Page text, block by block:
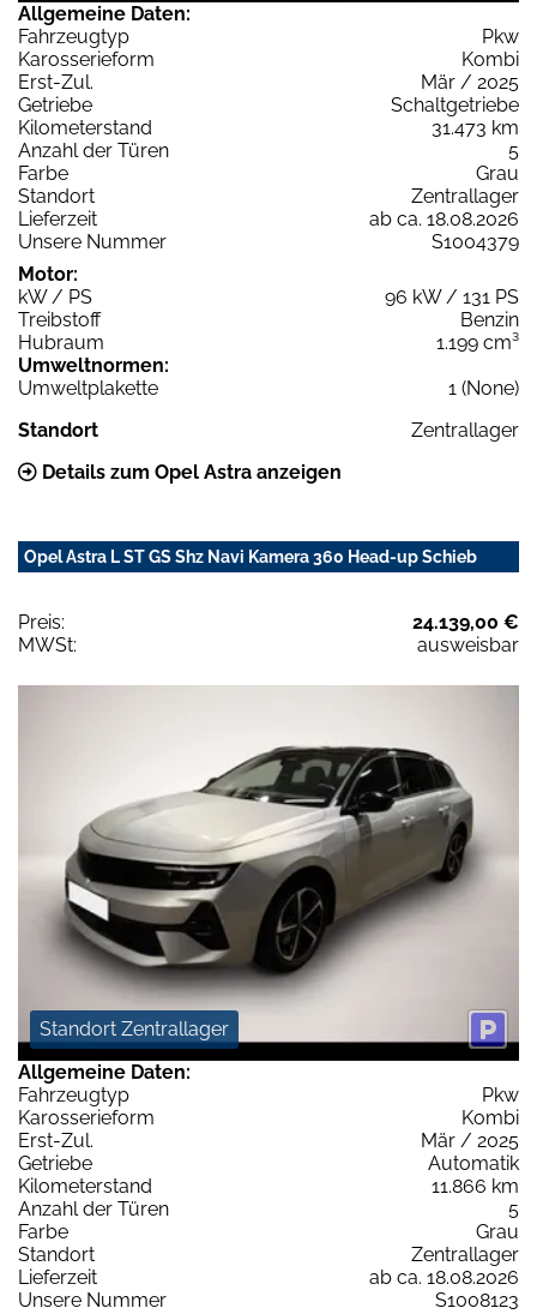
Allgemeine Daten:
Fahrzeugtyp
Pkw
Karosserieform
Kombi
Erst-Zul.
Mär / 2025
Getriebe
Schaltgetriebe
Kilometerstand
31.473 km
Anzahl der Türen
5
Farbe
Grau
Standort
Zentrallager
Lieferzeit
ab ca. 18.08.2026
Unsere Nummer
S1004379
Motor:
kW / PS
96 kW / 131 PS
Treibstoff
Benzin
Hubraum
1.199 cm³
Umweltnormen:
Umweltplakette
1 (None)
Standort
Zentrallager
Details zum Opel Astra anzeigen
Opel Astra L ST GS Shz Navi Kamera 360 Head-up Schieb
Preis:
24.139,00 €
MWSt:
ausweisbar
Standort Zentrallager
Allgemeine Daten:
Fahrzeugtyp
Pkw
Karosserieform
Kombi
Erst-Zul.
Mär / 2025
Getriebe
Automatik
Kilometerstand
11.866 km
Anzahl der Türen
5
Farbe
Grau
Standort
Zentrallager
Lieferzeit
ab ca. 18.08.2026
Unsere Nummer
S1008123